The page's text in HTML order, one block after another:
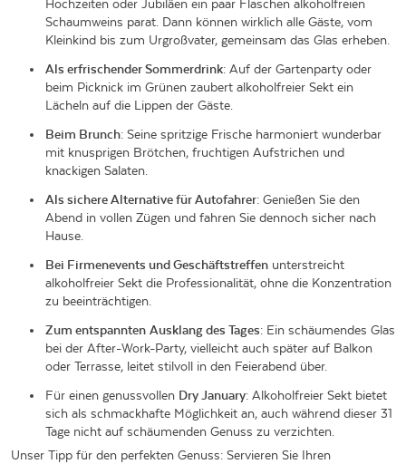
Hochzeiten oder Jubiläen ein paar Flaschen alkoholfreien
Schaumweins parat. Dann können wirklich alle Gäste, vom
Kleinkind bis zum Urgroßvater, gemeinsam das Glas erheben.
Als erfrischender Sommerdrink: Auf der Gartenparty oder
beim Picknick im Grünen zaubert alkoholfreier Sekt ein
Lächeln auf die Lippen der Gäste.
Beim Brunch: Seine spritzige Frische harmoniert wunderbar
mit knusprigen Brötchen, fruchtigen Aufstrichen und
knackigen Salaten.
Als sichere Alternative für Autofahrer: Genießen Sie den
Abend in vollen Zügen und fahren Sie dennoch sicher nach
Hause.
Bei Firmenevents und Geschäftstreffen unterstreicht
alkoholfreier Sekt die Professionalität, ohne die Konzentration
zu beeinträchtigen.
Zum entspannten Ausklang des Tages: Ein schäumendes Glas
bei der After-Work-Party, vielleicht auch später auf Balkon
oder Terrasse, leitet stilvoll in den Feierabend über.
Für einen genussvollen Dry January: Alkoholfreier Sekt bietet
sich als schmackhafte Möglichkeit an, auch während dieser 31
Tage nicht auf schäumenden Genuss zu verzichten.
Unser Tipp für den perfekten Genuss: Servieren Sie Ihren